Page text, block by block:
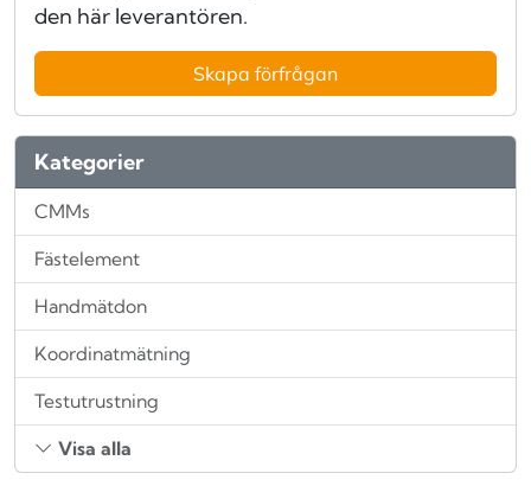
den här leverantören.
Skapa förfrågan
Kategorier
CMMs
Fästelement
Handmätdon
Koordinatmätning
Testutrustning
Visa alla